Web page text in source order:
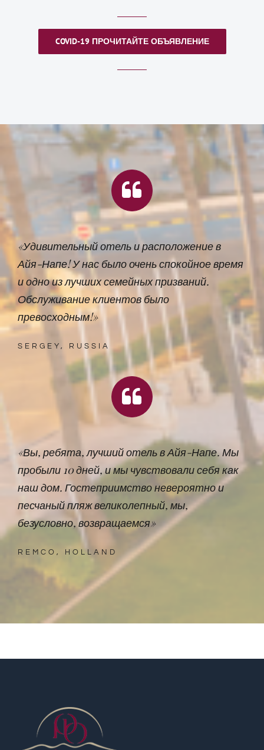
COVID-19 ПРОЧИТАЙТЕ ОБЪЯВЛЕНИЕ
«Удивительный отель и расположение в
Айя-Напе! У нас было очень спокойное время
и одно из лучших семейных призваний.
Обслуживание клиентов было
превосходным!»
SERGEY, RUSSIA
«Вы, ребята, лучший отель в Айя-Напе. Мы
пробыли 10 дней, и мы чувствовали себя как
наш дом. Гостеприимство невероятно и
песчаный пляж великолепный, мы,
безусловно, возвращаемся»
REMCO, HOLLAND